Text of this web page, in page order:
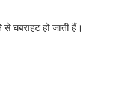
घबराहट हो जाती हैं।